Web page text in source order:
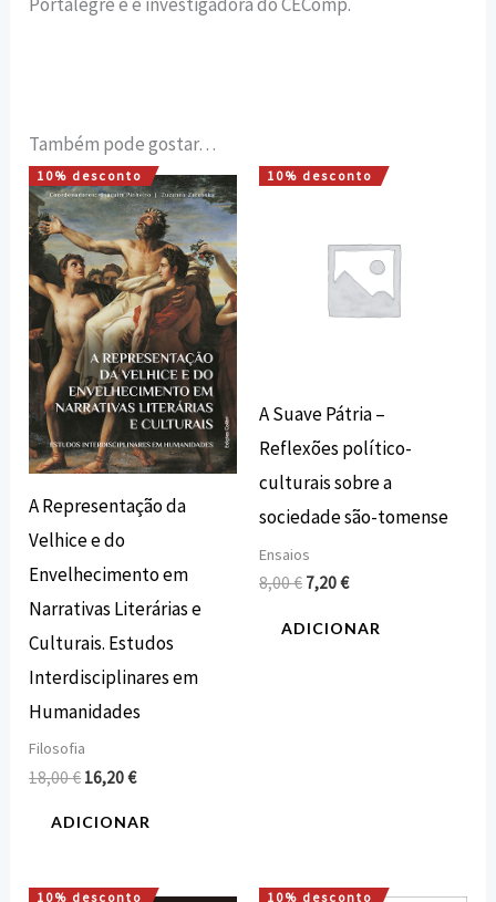
Também pode gostar…
10% desconto
A Representação da
Velhice e do
Envelhecimento em
Narrativas Literárias e
Culturais. Estudos
Interdisciplinares em
Humanidades
Filosofia
18,00€
O
preço
original
era:
18,00 €.
16,20€
O
preço
atual
é:
16,20 €.
ADICIONAR
10% desconto
A Suave Pátria –
Reflexões político-
culturais sobre a
sociedade são-tomense
Ensaios
8,00€
O
era:
8,00 €.
7,20€
O
é:
7,20 €.
ADICIONAR
10% desconto 10% desconto